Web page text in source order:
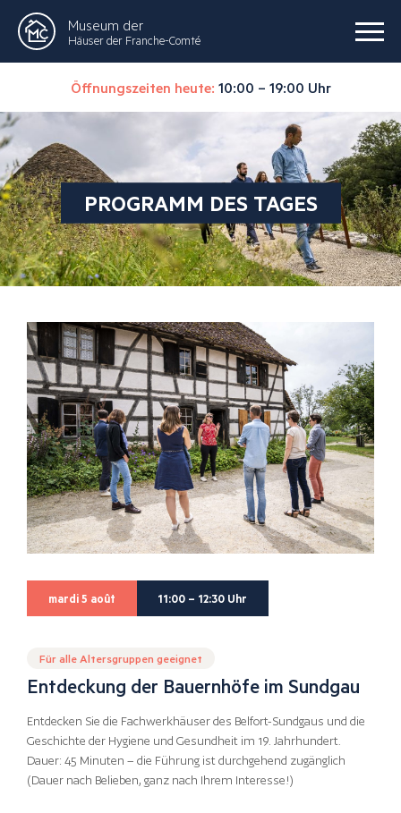
Museum der
Häuser der Franche-Comté
Öffnungszeiten heute: 10:00 – 19:00 Uhr
PROGRAMM DES TAGES
mardi 5 août 11:00 – 12:30 Uhr
Für alle Altersgruppen geeignet
Entdeckung der Bauernhöfe im Sundgau
Entdecken Sie die Fachwerkhäuser des Belfort-Sundgaus und die
Geschichte der Hygiene und Gesundheit im 19. Jahrhundert.
Dauer: 45 Minuten – die Führung ist durchgehend zugänglich
(Dauer nach Belieben, ganz nach Ihrem Interesse!)